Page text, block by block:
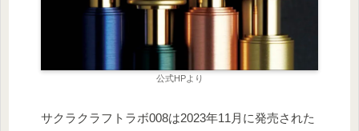
公式HPより
サクラクラフトラボ008は2023年11月に発売された